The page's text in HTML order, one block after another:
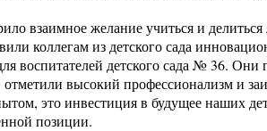
взаимное желание учиться и
коллегам из детского сада
воспитателей детского сада № 36.
высокий профессионализм и
это инвестиция в будущее наших
позиции.